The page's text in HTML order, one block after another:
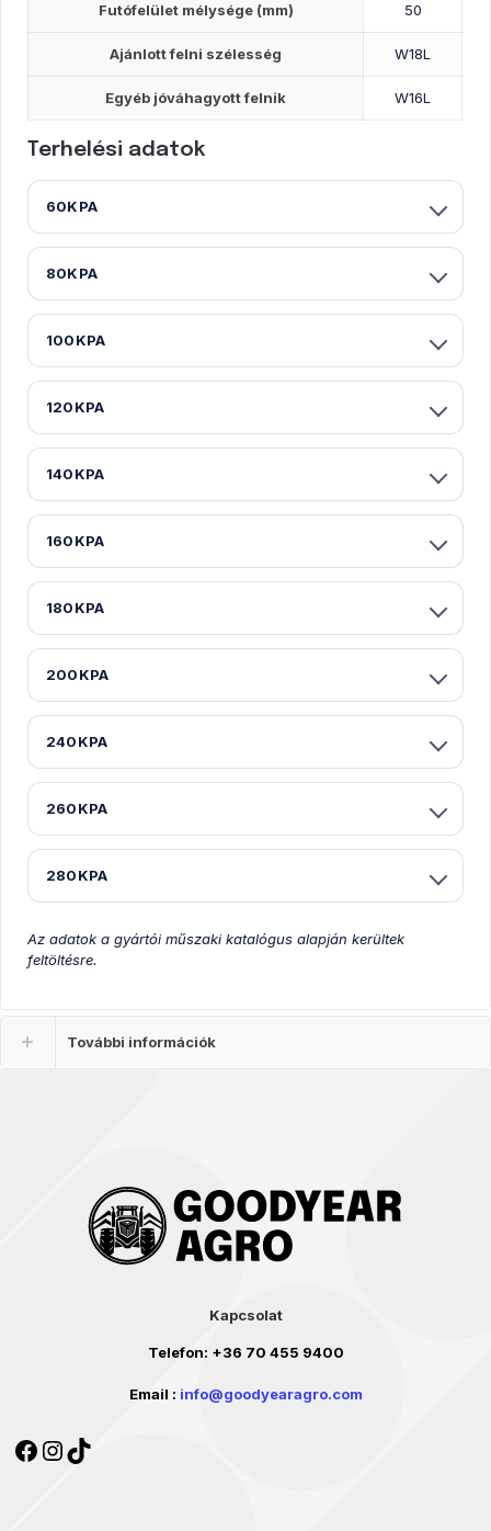
Futófelület mélysége (mm) 50
Ajánlott felni szélesség W18L
Egyéb jóváhagyott felnik W16L
Terhelési adatok
60KPA
80KPA
100KPA
120KPA
140KPA
160KPA
180KPA
200KPA
240KPA
260KPA
280KPA
Az adatok a gyártói műszaki katalógus alapján kerültek
feltöltésre.
További információk
Kapcsolat
Telefon: +36 70 455 9400
Email : info@goodyearagro.com
Facebook
Instagram
TikTok